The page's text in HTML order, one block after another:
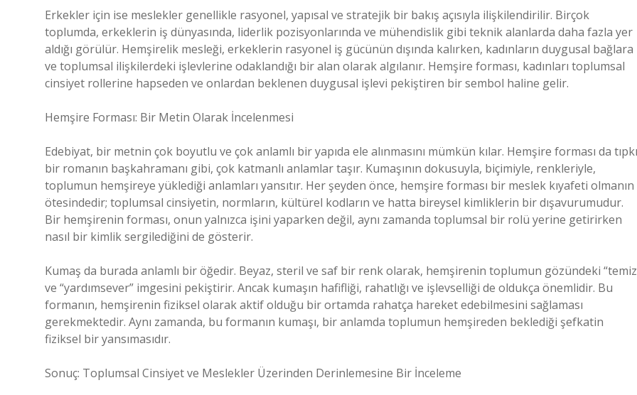
Erkekler için ise meslekler genellikle rasyonel, yapısal ve stratejik bir bakış açısıyla ilişkilendirilir. Birçok
toplumda, erkeklerin iş dünyasında, liderlik pozisyonlarında ve mühendislik gibi teknik alanlarda daha fazla yer
aldığı görülür. Hemşirelik mesleği, erkeklerin rasyonel iş gücünün dışında kalırken, kadınların duygusal bağlara
ve toplumsal ilişkilerdeki işlevlerine odaklandığı bir alan olarak algılanır. Hemşire forması, kadınları toplumsal
cinsiyet rollerine hapseden ve onlardan beklenen duygusal işlevi pekiştiren bir sembol haline gelir.
Hemşire Forması: Bir Metin Olarak İncelenmesi
Edebiyat, bir metnin çok boyutlu ve çok anlamlı bir yapıda ele alınmasını mümkün kılar. Hemşire forması da tıpkı
bir romanın başkahramanı gibi, çok katmanlı anlamlar taşır. Kumaşının dokusuyla, biçimiyle, renkleriyle,
toplumun hemşireye yüklediği anlamları yansıtır. Her şeyden önce, hemşire forması bir meslek kıyafeti olmanın
ötesindedir; toplumsal cinsiyetin, normların, kültürel kodların ve hatta bireysel kimliklerin bir dışavurumudur.
Bir hemşirenin forması, onun yalnızca işini yaparken değil, aynı zamanda toplumsal bir rolü yerine getirirken
nasıl bir kimlik sergilediğini de gösterir.
Kumaş da burada anlamlı bir öğedir. Beyaz, steril ve saf bir renk olarak, hemşirenin toplumun gözündeki
ve “yardımsever” imgesini pekiştirir. Ancak kumaşın hafifliği, rahatlığı ve işlevselliği de oldukça önemlidir. Bu
formanın, hemşirenin fiziksel olarak aktif olduğu bir ortamda rahatça hareket edebilmesini sağlaması
gerekmektedir. Aynı zamanda, bu formanın kumaşı, bir anlamda toplumun hemşireden beklediği şefkatin
fiziksel bir yansımasıdır.
Sonuç: Toplumsal Cinsiyet ve Meslekler Üzerinden Derinlemesine Bir İnceleme